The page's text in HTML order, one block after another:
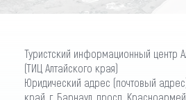
Туристский информационный центр
(ТИЦ Алтайского края)
Юридический адрес (почтовый
край, г. Барнаул, просп.